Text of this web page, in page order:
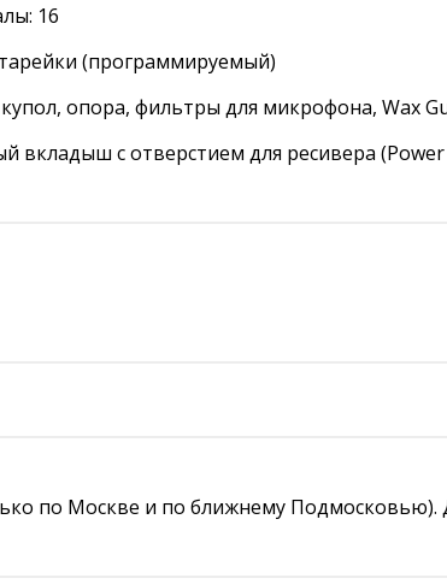
16
(программируемый)
купол, опора, фильтры для микрофона, Wax
вкладыш с отверстием для ресивера (Power
по Москве и по ближнему